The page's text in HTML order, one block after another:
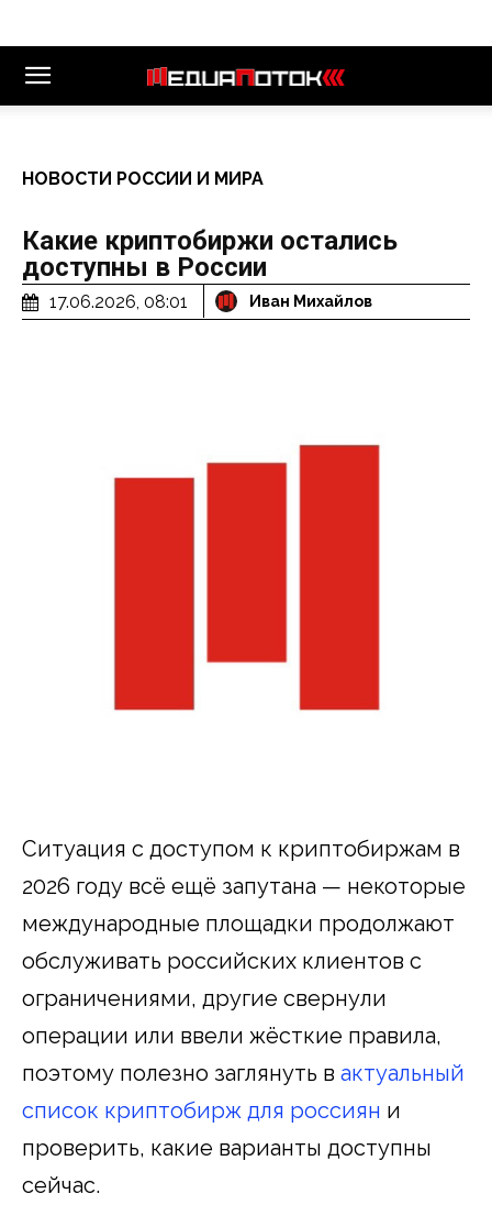
НОВОСТИ РОССИИ И МИРА
Какие криптобиржи остались
доступны в России
17.06.2026, 08:01 Иван Михайлов
Ситуация с доступом к криптобиржам в
2026 году всё ещё запутана — некоторые
международные площадки продолжают
обслуживать российских клиентов с
ограничениями, другие свернули
операции или ввели жёсткие правила,
поэтому полезно заглянуть в актуальный
список криптобирж для россиян и
проверить, какие варианты доступны
сейчас.